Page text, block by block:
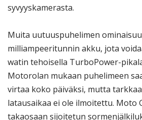
syvyyskamerasta.
Muita uutuuspuhelimen
milliampeeritunnin akku, jota
watin tehoisella TurboPower-
Motorolan mukaan puhelimeen
virtaa koko päiväksi, mutta
latausaikaa ei ole ilmoitettu. Moto
takaosaan sijoitetun